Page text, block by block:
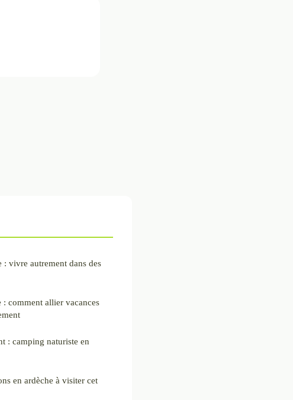
: vivre autrement dans des
: comment allier vacances
: camping naturiste en
en ardèche à visiter cet